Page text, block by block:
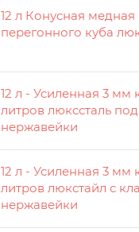
12 л Конусная
перегонного куба
12 л - Усиленная 3 мм
литров люкссталь
нержавейки
12 л - Усиленная 3 мм
литров люкстайл с
нержавейки